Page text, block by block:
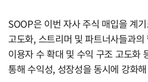
SOOP은 이번 자사 주식 매입을 계
고도화, 스트리머 및 파트너사들과의
이용자 수 확대 및 수익 구조 고도화
통해 수익성, 성장성을 동시에 강화